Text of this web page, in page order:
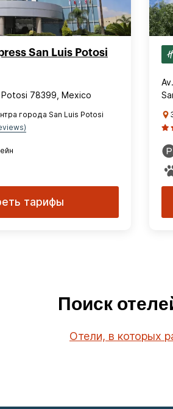
San Luis Potosi
Potosi 78399, Mexico
города San Luis Potosi
тарифы
Поиск
Отели, в которых